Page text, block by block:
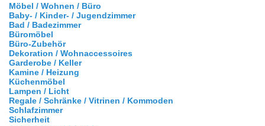
Möbel / Wohnen / Büro
Baby- / Kinder- / Jugendzimmer
Bad / Badezimmer
Büromöbel
Büro-Zubehör
Dekoration / Wohnaccessoires
Garderobe / Keller
Kamine / Heizung
Küchenmöbel
Lampen / Licht
Regale / Schränke / Vitrinen / Kommoden
Schlafzimmer
Sicherheit